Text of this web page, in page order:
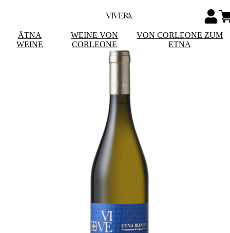
ÄTNA
WEINE
WEINE VON
CORLEONE
VON CORLEONE ZUM
ETNA